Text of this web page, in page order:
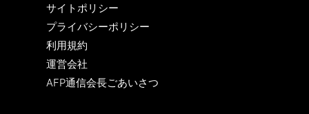
サイトポリシー
プライバシーポリシー
利用規約
運営会社
AFP通信会長ごあいさつ